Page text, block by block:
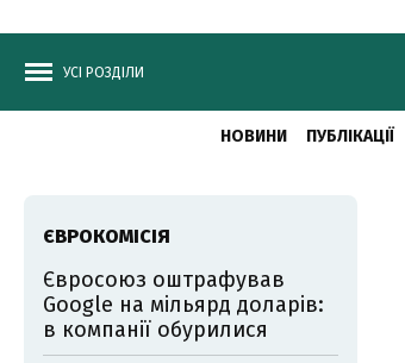
УСІ РОЗДІЛИ
НОВИНИ ПУБЛІКАЦІЇ
ЄВРОКОМІСІЯ
Євросоюз оштрафував
Google на мільярд доларів:
в компанії обурилися